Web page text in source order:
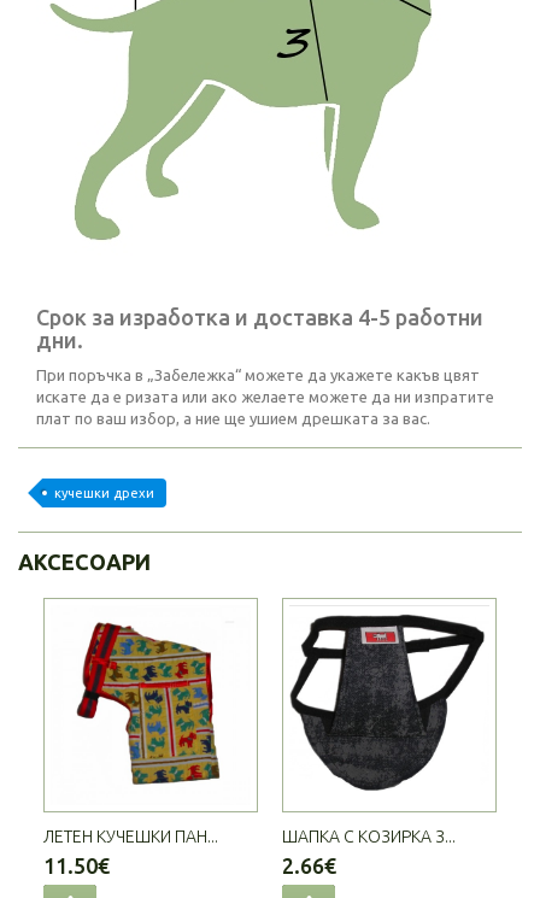
Срок за изработка и доставка 4-5 работни
дни.
При поръчка в „Забележка“ можете да укажете какъв цвят
искате да е ризата или ако желаете можете да ни изпратите
плат по ваш избор, а ние ще ушием дрешката за вас.
кучешки дрехи
АКСЕСОАРИ
ЛЕТЕН КУЧЕШКИ ПАН...
11.50€
ШАПКА С КОЗИРКА З...
2.66€